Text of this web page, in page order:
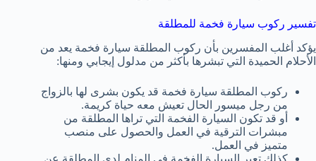
تفسير ركوب سيارة فخمة للمطلقة
يؤكد أغلب المفسرين بأن ركوب المطلقة سيارة فخمة يعد من
الأحلام الحميدة التي تبشرها بأكثر من مدلول إيجابي ومنها:
ركوب المطلقة سيارة فخمة قد يكون بشرى لها بالزواج
من رجل ميسور الحال تعيش معه حياة كريمة.
أو قد تكون السيارة الفخمة التي تراها المطلقة من
مبشرات الترقية في العمل والحصول على منصب
متميز في العمل.
كذلك تعبر السيارة الفخمة في المنام لدى المطلقة عن